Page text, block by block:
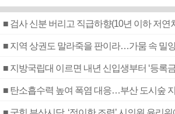
■ 지역 상권도 말라죽을 판이라…가뭄 속 밀
■ 지방국립대 이르면 내년 신입생부터 ‘등록
■ 탄소흡수력 높여 폭염 대응…부산 도시숲